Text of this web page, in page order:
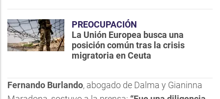
PREOCUPACIÓN
La Unión Europea busca una
posición común tras la crisis
migratoria en Ceuta
Fernando Burlando, abogado de Dalma y Gianinna